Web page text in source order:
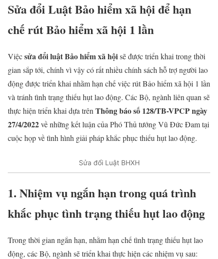
Sửa đổi Luật Bảo hiểm xã hội để hạn
chế rút Bảo hiểm xã hội 1 lần
Việcsửa đổi luật Bảo hiểm xã hộisẽ được triển khai trong thời
gian sắp tới, chính vì vậy có rất nhiều chính sách hỗ trợ người lao
động được triển khai nhằm hạn chế việc rút Bảo hiểm xã hội 1 lần
và tránh tình trạng thiếu hụt lao động. Các Bộ, ngành liên quan sẽ
thực hiện triển khai dựa trênThông báo số 128/TB-VPCP ngày
27/4/2022về những kết luận của Phó Thủ tướng Vũ Đức Đam tại
cuộc họp về tình hình giải pháp khắc phục thiếu hụt lao động.
Sửa đổi Luật BHXH
1. Nhiệm vụ ngắn hạn trong quá trình
khắc phục tình trạng thiếu hụt lao động
Trong thời gian ngắn hạn, nhằm hạn chế tình trạng thiếu hụt lao
động, các Bộ, ngành sẽ triển khai thực hiện các nhiệm vụ sau: